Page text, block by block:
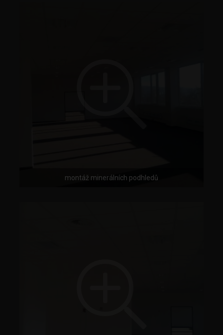
montáž minerálních podhledů